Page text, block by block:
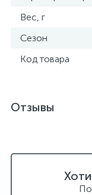
Вес, г
Сезон
Код товара
Отзывы